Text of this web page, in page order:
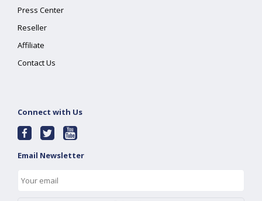
Press Center
Reseller
Affiliate
Contact Us
Connect with Us
Email Newsletter